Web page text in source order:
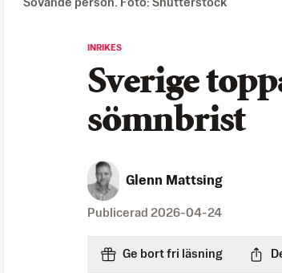
Sovande person. Foto: Shutterstock
INRIKES
Sverige
sömnbrist
Glenn Mattsing
Publicerad 2026-04-24
Ge bort fri läsning